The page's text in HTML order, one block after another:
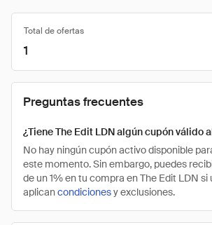
Total de ofertas
1
Preguntas frecuentes
¿Tiene The Edit LDN algún cupón válido
No hay ningún cupón activo disponible
este momento. Sin embargo, puedes
de un 1% en tu compra en The Edit LDN si
aplicancondicionesy exclusiones.